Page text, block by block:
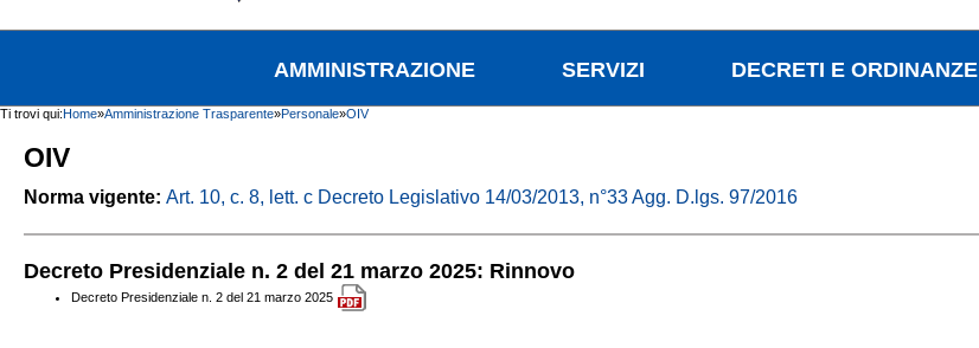
AMMINISTRAZIONE SERVIZI DECRETI E ORDINANZE
Ti trovi qui:Home»Amministrazione Trasparente»Personale»OIV
OIV
Norma vigente: Art. 10, c. 8, lett. c Decreto Legislativo 14/03/2013, n°33 Agg. D.lgs. 97/2016
Decreto Presidenziale n. 2 del 21 marzo 2025: Rinnovo
Decreto Presidenziale n. 2 del 21 marzo 2025